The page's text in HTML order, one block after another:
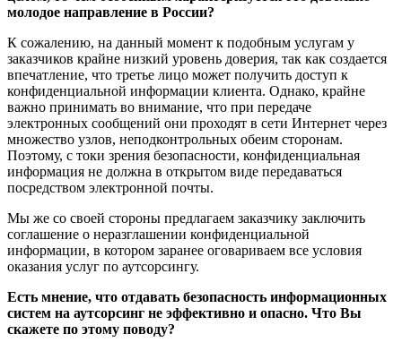
молодое направление в России?
К сожалению, на данный момент к подобным услугам у
заказчиков крайне низкий уровень доверия, так как создается
впечатление, что третье лицо может получить доступ к
конфиденциальной информации клиента. Однако, крайне
важно принимать во внимание, что при передаче
электронных сообщений они проходят в сети Интернет через
множество узлов, неподконтрольных обеим сторонам.
Поэтому, с токи зрения безопасности, конфиденциальная
информация не должна в открытом виде передаваться
посредством электронной почты.
Мы же со своей стороны предлагаем заказчику заключить
соглашение о неразглашении конфиденциальной
информации, в котором заранее оговариваем все условия
оказания услуг по аутсорсингу.
Есть мнение, что отдавать безопасность информационных
систем на аутсорсинг не эффективно и опасно. Что Вы
скажете по этому поводу?